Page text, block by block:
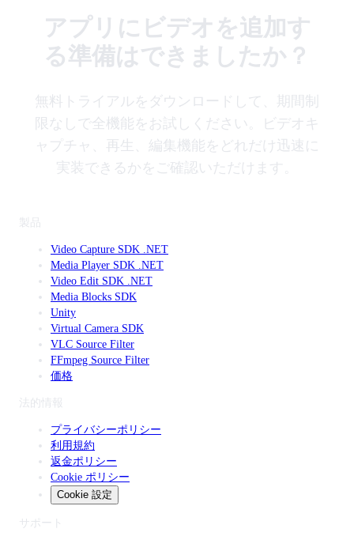
アプリにビデオを追加す
る準備はできましたか？
無料トライアルをダウンロードして、期間制
限なしで全機能をお試しください。ビデオキ
ャプチャ、再生、編集機能をどれだけ迅速に
実装できるかをご確認いただけます。
製品
Video Capture SDK .NET
Media Player SDK .NET
Video Edit SDK .NET
Media Blocks SDK
Unity
Virtual Camera SDK
VLC Source Filter
FFmpeg Source Filter
価格
法的情報
プライバシーポリシー
利用規約
返金ポリシー
Cookie ポリシー
Cookie 設定
サポート